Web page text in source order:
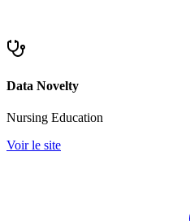
Data Novelty
Nursing Education
Voir le site